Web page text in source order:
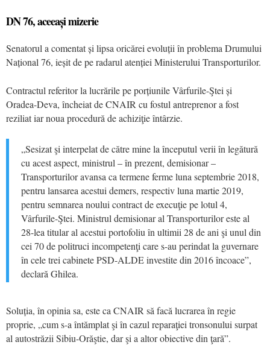
DN 76, aceeași mizerie
Senatorul a comentat și lipsa oricărei evoluții în problema Drumului
Național 76, ieșit de pe radarul atenției Ministerului Transporturilor.
Contractul referitor la lucrările pe porțiunile Vârfurile-Ştei și
Oradea-Deva, încheiat de CNAIR cu fostul antreprenor a fost
reziliat iar noua procedură de achiziţie întârzie.
„Sesizat şi interpelat de către mine la începutul verii în legătură
cu acest aspect, ministrul – în prezent, demisionar –
Transporturilor avansa ca termene ferme luna septembrie 2018,
pentru lansarea acestui demers, respectiv luna martie 2019,
pentru semnarea noului contract de execuţie pe lotul 4,
Vârfurile-Ştei. Ministrul demisionar al Transporturilor este al
28-lea titular al acestui portofoliu în ultimii 28 de ani şi unul din
cei 70 de politruci incompetenţi care s-au perindat la guvernare
în cele trei cabinete PSD-ALDE investite din 2016 încoace”,
declară Ghilea.
Soluția, în opinia sa, este ca CNAIR să facă lucrarea în regie
proprie, „cum s-a întămplat şi în cazul reparaţiei tronsonului surpat
al autostrăzii Sibiu-Orăştie, dar şi a altor obiective din ţară”.